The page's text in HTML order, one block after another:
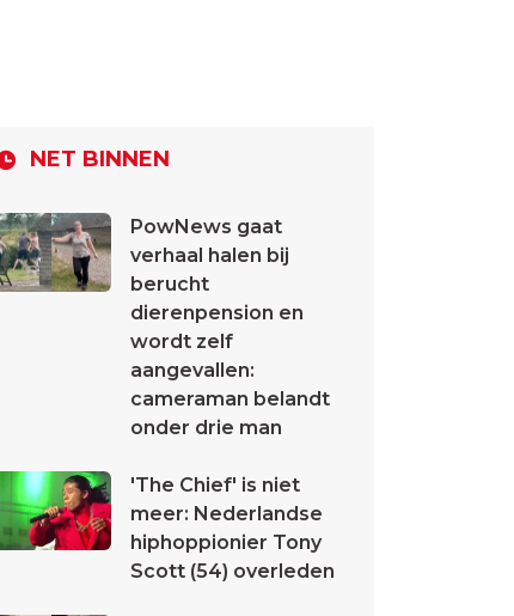
NET BINNEN
PowNews gaat
verhaal halen bij
berucht
dierenpension en
wordt zelf
aangevallen:
cameraman belandt
onder drie man
'The Chief' is niet
meer: Nederlandse
hiphoppionier Tony
Scott (54) overleden